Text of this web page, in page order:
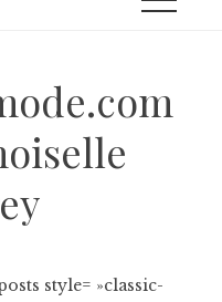
style= »classic-